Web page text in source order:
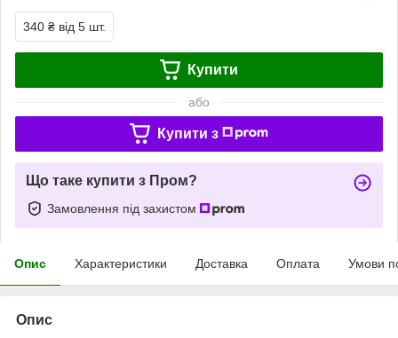
340 ₴ від 5 шт.
Купити
або
Купити з
Що таке купити з Пром?
Замовлення під захистом
Опис Характеристики Доставка Оплата Умови
Опис